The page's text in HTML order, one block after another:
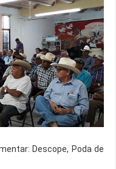
Descope, Poda de